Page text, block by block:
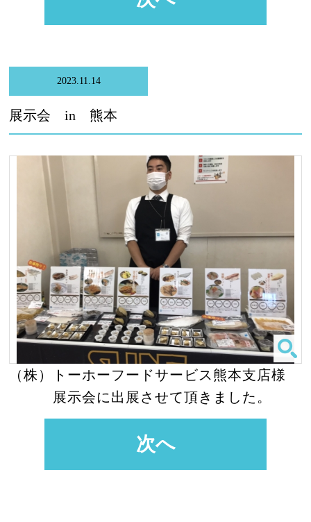
2023.11.14
展示会 in 熊本
（株）トーホーフードサービス熊本支店様
展示会に出展させて頂きました。
次へ